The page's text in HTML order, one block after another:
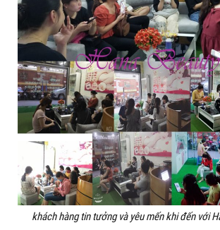
khách hàng tin tưởng và yêu mến khi đến với